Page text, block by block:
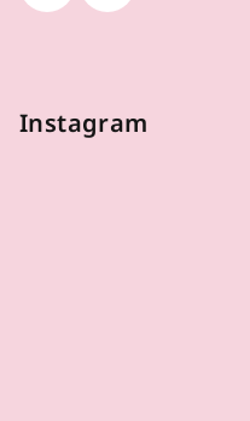
Instagram